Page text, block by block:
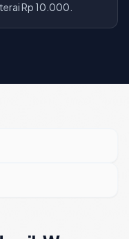
Rp 10.000.